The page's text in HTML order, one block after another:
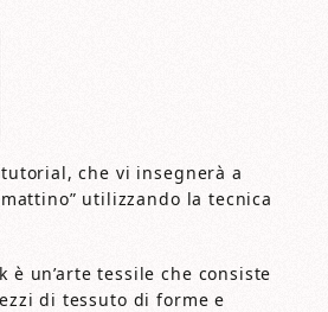
che vi insegnerà a
utilizzando la tecnica
è un’arte tessile che consiste
di tessuto di forme e